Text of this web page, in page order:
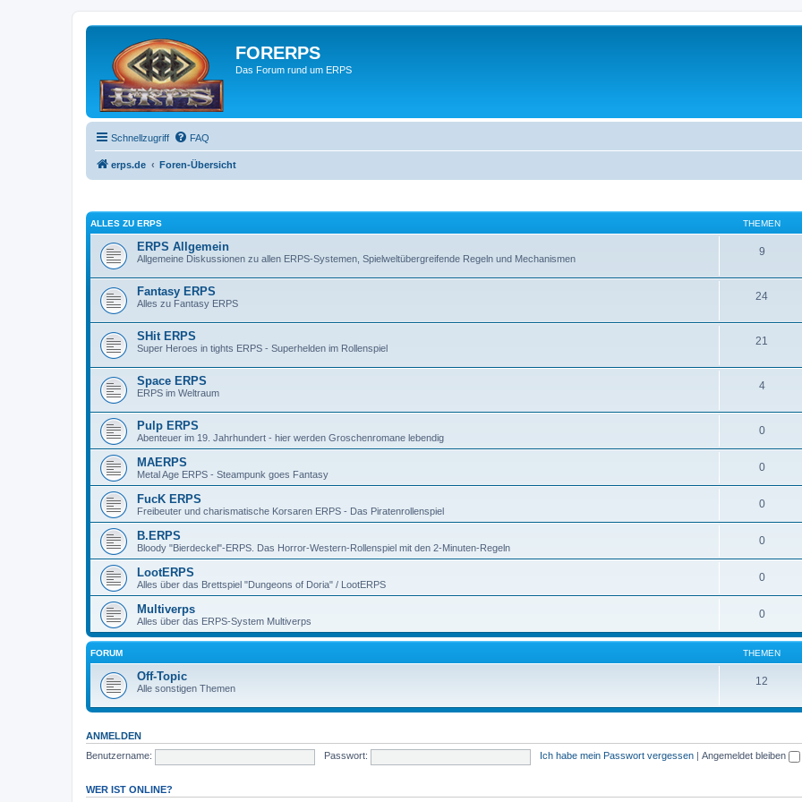
FORERPS
Das Forum rund um ERPS
Schnellzugriff FAQ
erps.de Foren-Übersicht
ALLES ZU ERPS THEMEN
ERPS Allgemein
Allgemeine Diskussionen zu allen ERPS-Systemen, Spielweltübergreifende Regeln und Mechanismen
9
Fantasy ERPS
Alles zu Fantasy ERPS
24
SHit ERPS
Super Heroes in tights ERPS - Superhelden im Rollenspiel
21
Space ERPS
ERPS im Weltraum
4
Pulp ERPS
Abenteuer im 19. Jahrhundert - hier werden Groschenromane lebendig
0
MAERPS
Metal Age ERPS - Steampunk goes Fantasy
0
FucK ERPS
Freibeuter und charismatische Korsaren ERPS - Das Piratenrollenspiel
0
B.ERPS
Bloody "Bierdeckel"-ERPS. Das Horror-Western-Rollenspiel mit den 2-Minuten-Regeln
0
LootERPS
Alles über das Brettspiel "Dungeons of Doria" / LootERPS
0
Multiverps
Alles über das ERPS-System Multiverps
0
FORUM THEMEN
Off-Topic
Alle sonstigen Themen
12
ANMELDEN
Benutzername:
Passwort: Ich habe mein Passwort vergessen Angemeldet bleiben
WER IST ONLINE?